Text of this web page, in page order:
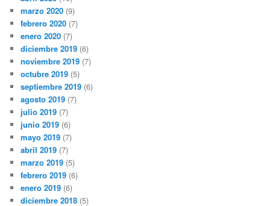
marzo 2020 (9)
febrero 2020 (7)
enero 2020 (7)
diciembre 2019 (6)
noviembre 2019 (7)
octubre 2019 (5)
septiembre 2019 (6)
agosto 2019 (7)
julio 2019 (7)
junio 2019 (6)
mayo 2019 (7)
abril 2019 (7)
marzo 2019 (5)
febrero 2019 (6)
enero 2019 (6)
diciembre 2018 (5)